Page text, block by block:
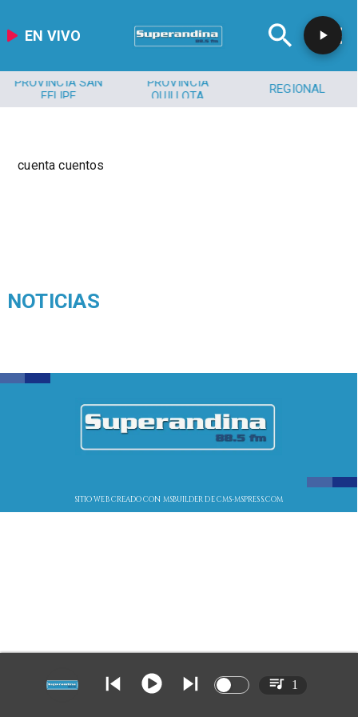
EN VIVO
PROVINCIA SAN
FELIPE
PROVINCIA
QUILLOTA
REGIONAL
cuenta cuentos
NOTICIAS
SITIO WEB CREADO CON MSBUILDER DE CMS-MSPRESS.COM
1